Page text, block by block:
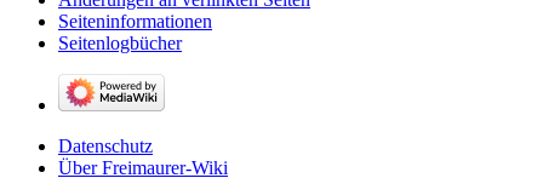
Seiten­­informationen
Seitenlogbücher
Datenschutz
Über Freimaurer-Wiki